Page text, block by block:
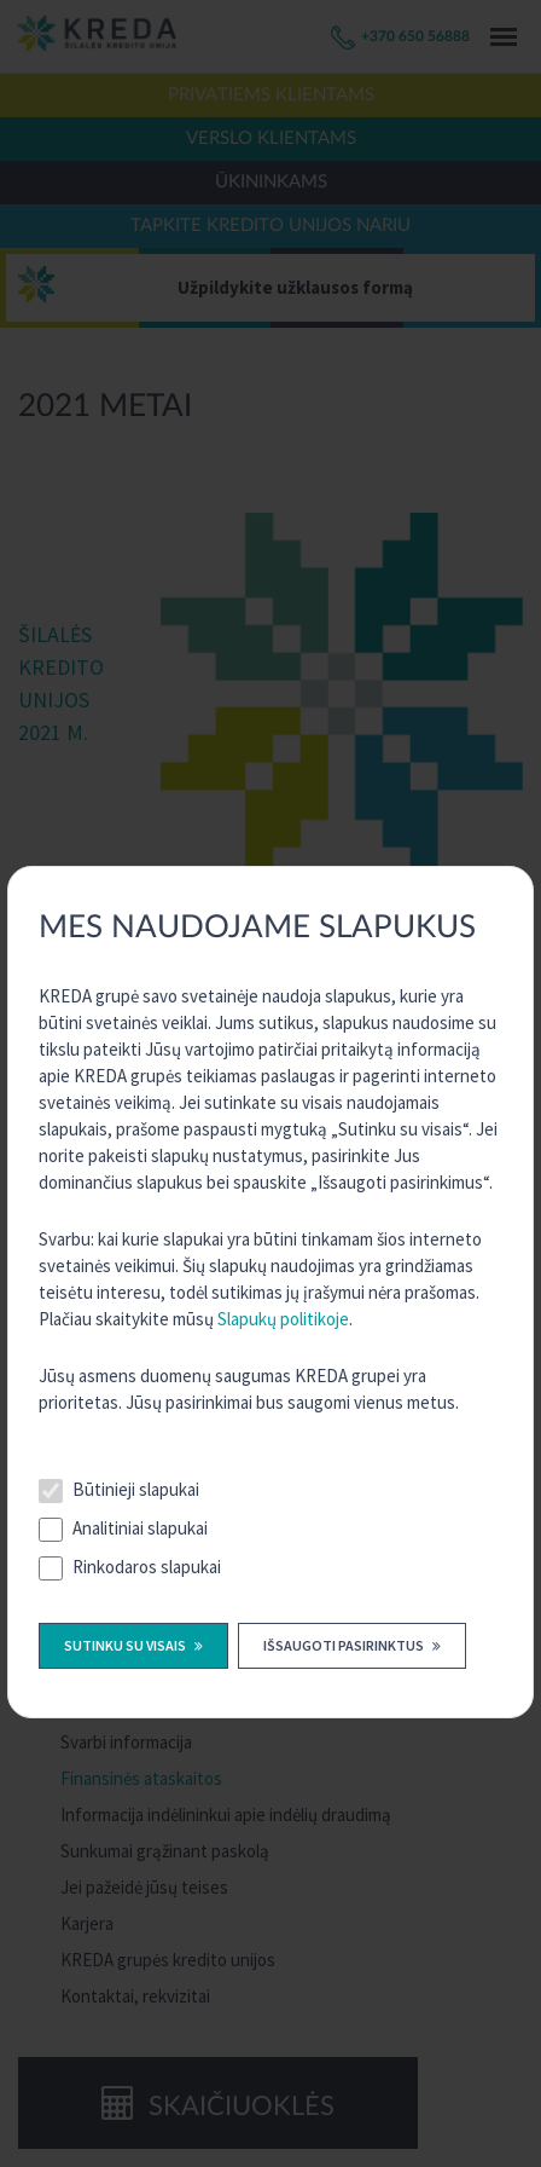
MES NAUDOJAME SLAPUKUS
KREDA grupė savo svetainėje naudoja slapukus, kurie yra
būtini svetainės veiklai. Jums sutikus, slapukus naudosime su
tikslu pateikti Jūsų vartojimo patirčiai pritaikytą informaciją
apie KREDA grupės teikiamas paslaugas ir pagerinti interneto
svetainės veikimą. Jei sutinkate su visais naudojamais
slapukais, prašome paspausti mygtuką „Sutinku su visais“. Jei
norite pakeisti slapukų nustatymus, pasirinkite Jus
dominančius slapukus bei spauskite „Išsaugoti pasirinkimus“.
Svarbu: kai kurie slapukai yra būtini tinkamam šios interneto
svetainės veikimui. Šių slapukų naudojimas yra grindžiamas
teisėtu interesu, todėl sutikimas jų įrašymui nėra prašomas.
Plačiau skaitykite mūsų Slapukų politikoje.
Jūsų asmens duomenų saugumas KREDA grupei yra
prioritetas. Jūsų pasirinkimai bus saugomi vienus metus.
Būtinieji slapukai
Analitiniai slapukai
Rinkodaros slapukai
SUTINKU SU VISAIS IŠSAUGOTI PASIRINKTUS
+370 650 56888
PRIVATIEMS KLIENTAMS
VERSLO KLIENTAMS
ŪKININKAMS
TAPKITE KREDITO UNIJOS NARIU
Užpildykite užklausos formą
2021 METAI
ŠILALĖS
KREDITO
UNIJOS
2021 M.
FINANSINIŲ ATASKAITŲ RINKINYS
TURITE KLAUSIMŲ?
SUSISIEKITE SU MUMIS
KONTAKTAI
APIE MUS
Paskolų ir indėlių skaičiuoklės
Dokumentai
Svarbi informacija
Finansinės ataskaitos
Informacija indėlininkui apie indėlių draudimą
Sunkumai grąžinant paskolą
Jei pažeidė jūsų teises
Karjera
KREDA grupės kredito unijos
Kontaktai, rekvizitai
SKAIČIUOKLĖS